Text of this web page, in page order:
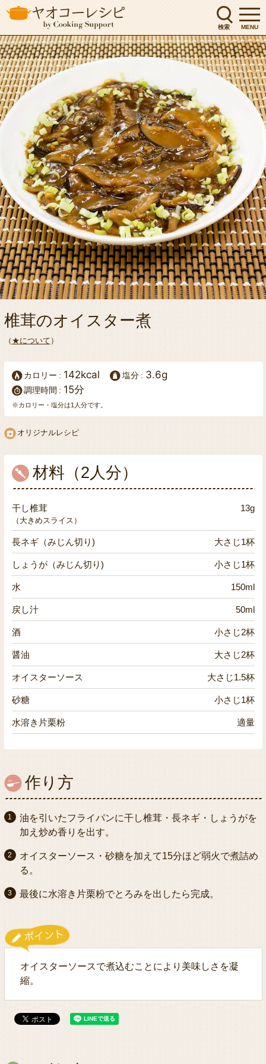
検索 MENU
椎茸のオイスター煮
（ ★について ）
カロリー 142kcal 塩分 3.6g
調理時間 15分
※カロリー・塩分は1人分です。
オリジナルレシピ
材料（2人分）
干し椎茸 13g
（大きめスライス）
長ネギ（みじん切り) 大さじ1杯
しょうが（みじん切り) 小さじ1杯
水 150ml
戻し汁 50ml
酒 小さじ2杯
醤油 大さじ2杯
オイスターソース 大さじ1.5杯
砂糖 小さじ1杯
水溶き片栗粉 適量
作り方
油を引いたフライパンに干し椎茸・長ネギ・しょうがを
加え炒め香りを出す。
オイスターソース・砂糖を加えて15分ほど弱火で煮詰め
る。
最後に水溶き片栗粉でとろみを出したら完成。
オイスターソースで煮込むことにより美味しさを凝
縮。